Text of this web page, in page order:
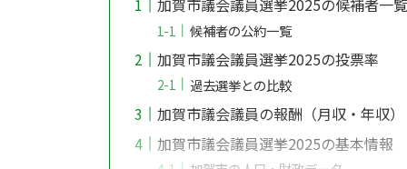
加賀市議会議員選挙2025の候補者一
候補者の公約一覧
加賀市議会議員選挙2025の投票率
過去選挙との比較
加賀市議会議員の報酬（月収・年収）
加賀市議会議員選挙2025の基本情報